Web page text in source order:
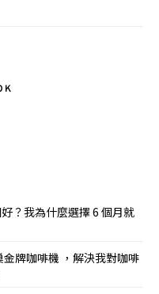
？我為什麼選擇 6 個月就
牌咖啡機 ，解決我對咖啡